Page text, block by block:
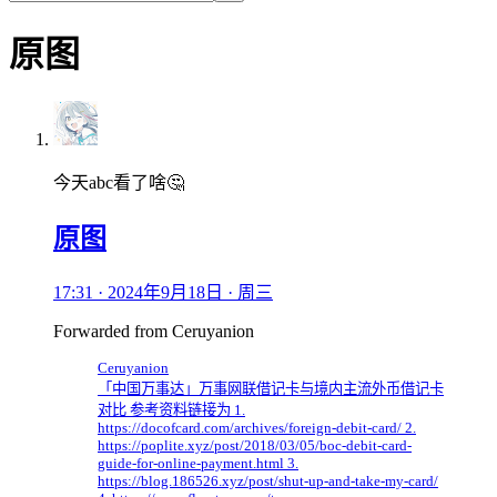
原图
今天abc看了啥🤔
原图
17:31 · 2024年9月18日 · 周三
Forwarded from Ceruyanion
Ceruyanion
「中国万事达」万事网联借记卡与境内主流外币借记卡
对比 参考资料链接为 1.
https://docofcard.com/archives/foreign-debit-card/ 2.
https://poplite.xyz/post/2018/03/05/boc-debit-card-
guide-for-online-payment.html 3.
https://blog.186526.xyz/post/shut-up-and-take-my-card/